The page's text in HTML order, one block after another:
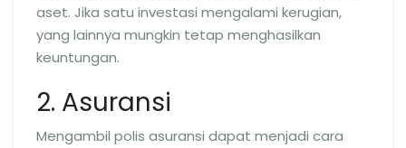
aset. Jika satu investasi mengalami kerugian,
yang lainnya mungkin tetap menghasilkan
keuntungan.
2. Asuransi
Mengambil polis asuransi dapat menjadi cara